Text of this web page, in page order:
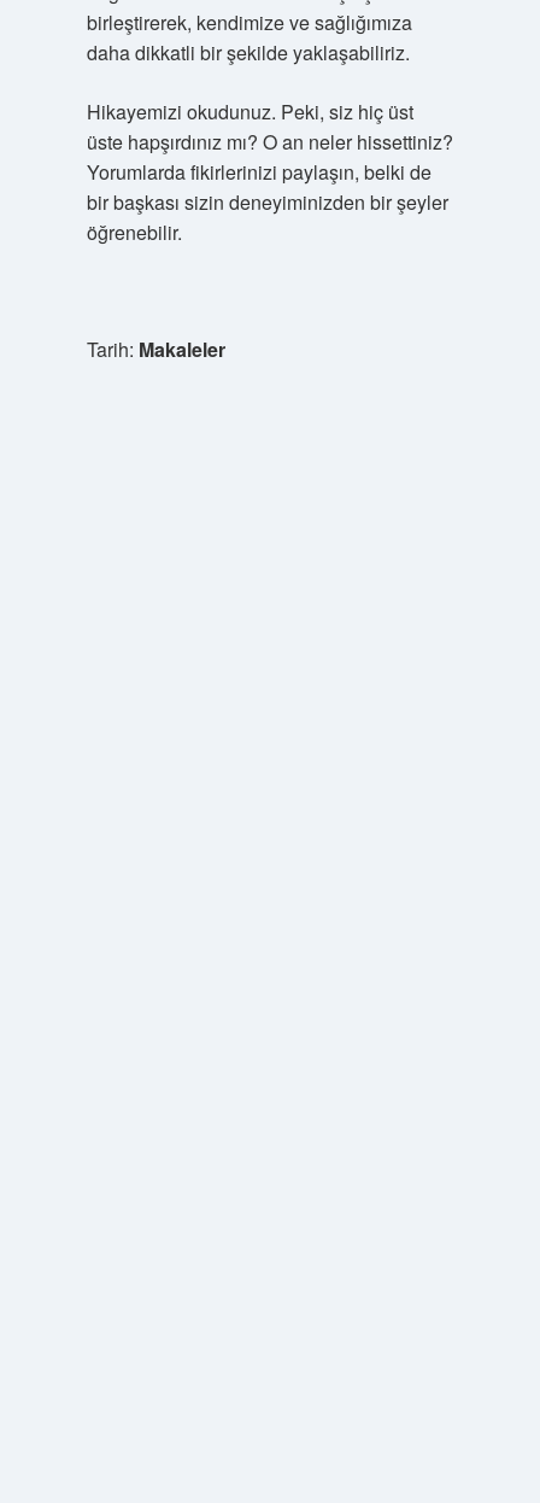
birleştirerek, kendimize ve sağlığımıza
daha dikkatli bir şekilde yaklaşabiliriz.
Hikayemizi okudunuz. Peki, siz hiç üst
üste hapşırdınız mı? O an neler hissettiniz?
Yorumlarda fikirlerinizi paylaşın, belki de
bir başkası sizin deneyiminizden bir şeyler
öğrenebilir.
Tarih: Makaleler